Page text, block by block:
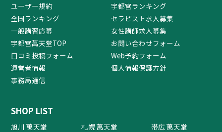
ユーザー規約
宇都宮ランキング
全国ランキング
セラピスト求人募集
一般講習応募
女性講師求人募集
宇都宮萬天堂TOP
お問い合わせフォーム
口コミ投稿フォーム
Web予約フォーム
運営者情報
個人情報保護方針
事務局通信
SHOP LIST
旭川 萬天堂 札幌 萬天堂
帯広 萬天堂